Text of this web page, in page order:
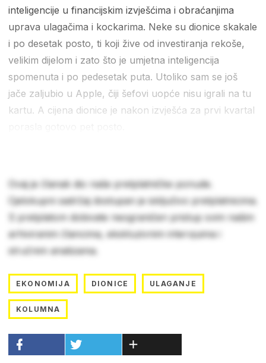
inteligencije u financijskim izvješćima i obraćanjima
uprava ulagačima i kockarima. Neke su dionice skakale
i po desetak posto, ti koji žive od investiranja rekoše,
velikim dijelom i zato što je umjetna inteligencija
spomenuta i po pedesetak puta. Utoliko sam se još
jače zaljubio u Apple, čiji šefovi uopće nisu igrali na tu
kartu. A cijena dionice je nakon izvješća za prvi kvartal
Ovaj je članak dio naše pretplatničke ponude.
Cjelokupni sadržaj dostupan je isključivo pretplatnicima.
S pretplatom dobivate neograničen pristup svim našim
arhiviranim člancima, ekskluzivnim intervjuima i
stručnim analizama.
EKONOMIJA DIONICE ULAGANJE
KOLUMNA